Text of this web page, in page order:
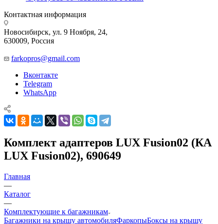
Контактная информация
Новосибирск, ул. 9 Ноября, 24,
630009, Россия
farkopros@gmail.com
Вконтакте
Telegram
WhatsApp
Комплект адаптеров LUX Fusion02 (КА
LUX Fusion02), 690649
Главная
—
Каталог
—
Комплектующие к багажникам
Багажники на крышу автомобиляФаркопыБоксы на крышу